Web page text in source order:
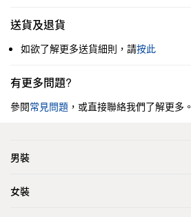
送貨及退貨
如欲了解更多送貨細則，請按此
有更多問題?
參閱常見問題 ，或直接聯絡我們了解更多。
男裝
女裝